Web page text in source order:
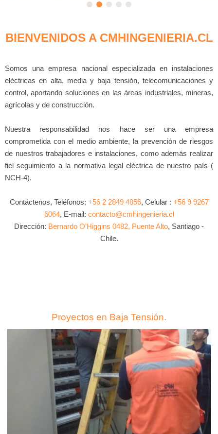
BIENVENIDOS A CMHINGENIERIA.CL
Somos una empresa nacional especializada en instalaciones
eléctricas en alta, media y baja tensión, telecomunicaciones y
control, aportando soluciones en las áreas industriales, mineras,
agrícolas y de construcción.
Nuestra responsabilidad nos hace ser una empresa
comprometida con el medio ambiente, la prevención de riesgos
de nuestros trabajadores e instalaciones, como además realizar
fiel seguimiento a la normativa legal eléctrica de nuestro país (
NCH-4).
Contáctenos, Teléfonos: +56 2 2849 4856, Celular : +56 9 9267
6064, E-mail: contacto@cmhingenieria.cl
Dirección: Bernardo O'Higgins 0482, Puente Alto, Santiago -
Chile.
Proyectos en Baja Tensión.